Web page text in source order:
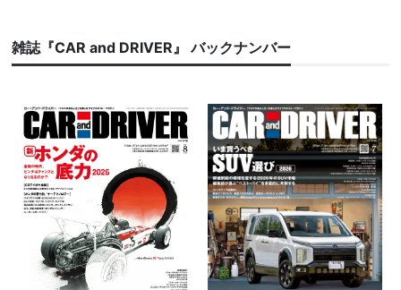
雑誌『CAR and DRIVER』 バックナンバー